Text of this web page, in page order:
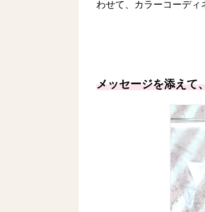
わせて、カラーコーディ
メッセージを添えて